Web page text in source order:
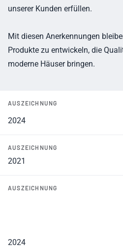
unserer Kunden erfüllen.
Mit diesen Anerkennungen
Produkte zu entwickeln, die
moderne Häuser bringen.
AUSZEICHNUNG
2024
AUSZEICHNUNG
2021
AUSZEICHNUNG
2024